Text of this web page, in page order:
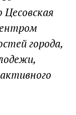
города,